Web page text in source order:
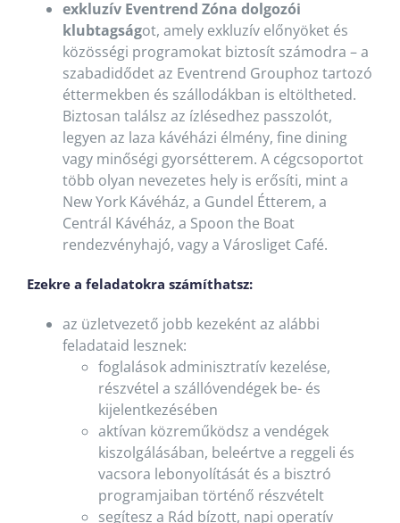
exkluzív Eventrend Zóna dolgozói
klubtagságot, amely exkluzív előnyöket és
közösségi programokat biztosít számodra – a
szabadidődet az Eventrend Grouphoz tartozó
éttermekben és szállodákban is eltöltheted.
Biztosan találsz az ízlésedhez passzolót,
legyen az laza kávéházi élmény, fine dining
vagy minőségi gyorsétterem. A cégcsoportot
több olyan nevezetes hely is erősíti, mint a
New York Kávéház, a Gundel Étterem, a
Centrál Kávéház, a Spoon the Boat
rendezvényhajó, vagy a Városliget Café.
Ezekre a feladatokra számíthatsz:
az üzletvezető jobb kezeként az alábbi
feladataid lesznek:
foglalások adminisztratív kezelése,
részvétel a szállóvendégek be- és
kijelentkezésében
aktívan közreműködsz a vendégek
kiszolgálásában, beleértve a reggeli és
vacsora lebonyolítását és a bisztró
programjaiban történő részvételt
segítesz a Rád bízott, napi operatív